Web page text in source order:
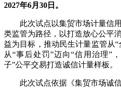
2027年6月30日。
此次试点以集贸市场计量信用
类监管为路径，以打造放心公平
益为目标，推动民生计量监管从“
从“事后处罚”迈向“信用治理”
子”公平交易打造诚信计量样板。
此次试点依据《集贸市场诚信